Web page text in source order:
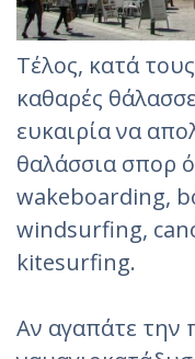
Τέλος, κατά
καθαρές
ευκαιρία να
θαλάσσια σπορ
wakeboarding,
windsurfing,
kitesurfing.
Αν αγαπάτε την